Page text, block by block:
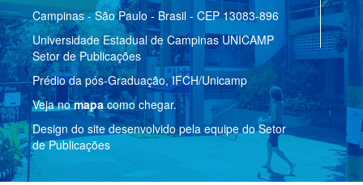
Campinas - São Paulo - Brasil - CEP 13083-896
Universidade Estadual de Campinas UNICAMP
Setor de Publicações
Prédio da pós-Graduação, IFCH/Unicamp
Veja nomapacomo chegar.
Design do site desenvolvido pela equipe do Setor
de Publicações